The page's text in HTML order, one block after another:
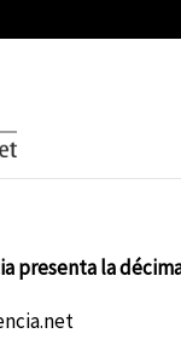
presenta la